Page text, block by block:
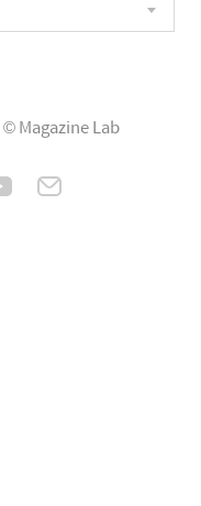
© Magazine Lab